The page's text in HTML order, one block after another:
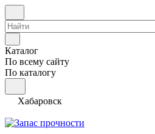
Каталог
По всему сайту
По каталогу
Хабаровск